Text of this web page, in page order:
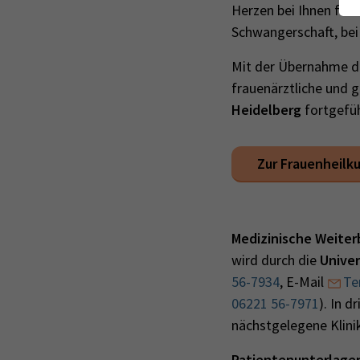
Herzen bei Ihnen für
Schwangerschaft,
Mit der Übernahme
frauenärztliche und
Heidelberg
Zur
Medizinische
wird durch die
56-7934, E-Mail
06221 56-7971). In
nächstgelegene